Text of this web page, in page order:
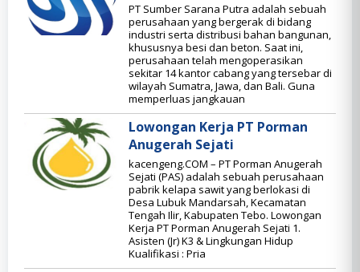
PT Sumber Sarana Putra adalah sebuah
perusahaan yang bergerak di bidang
industri serta distribusi bahan bangunan,
khususnya besi dan beton. Saat ini,
perusahaan telah mengoperasikan
sekitar 14 kantor cabang yang tersebar di
wilayah Sumatra, Jawa, dan Bali. Guna
memperluas jangkauan
Lowongan Kerja PT Porman
Anugerah Sejati
kacengeng.COM – PT Porman Anugerah
Sejati (PAS) adalah sebuah perusahaan
pabrik kelapa sawit yang berlokasi di
Desa Lubuk Mandarsah, Kecamatan
Tengah Ilir, Kabupaten Tebo. Lowongan
Kerja PT Porman Anugerah Sejati 1.
Asisten (Jr) K3 & Lingkungan Hidup
Kualifikasi : Pria